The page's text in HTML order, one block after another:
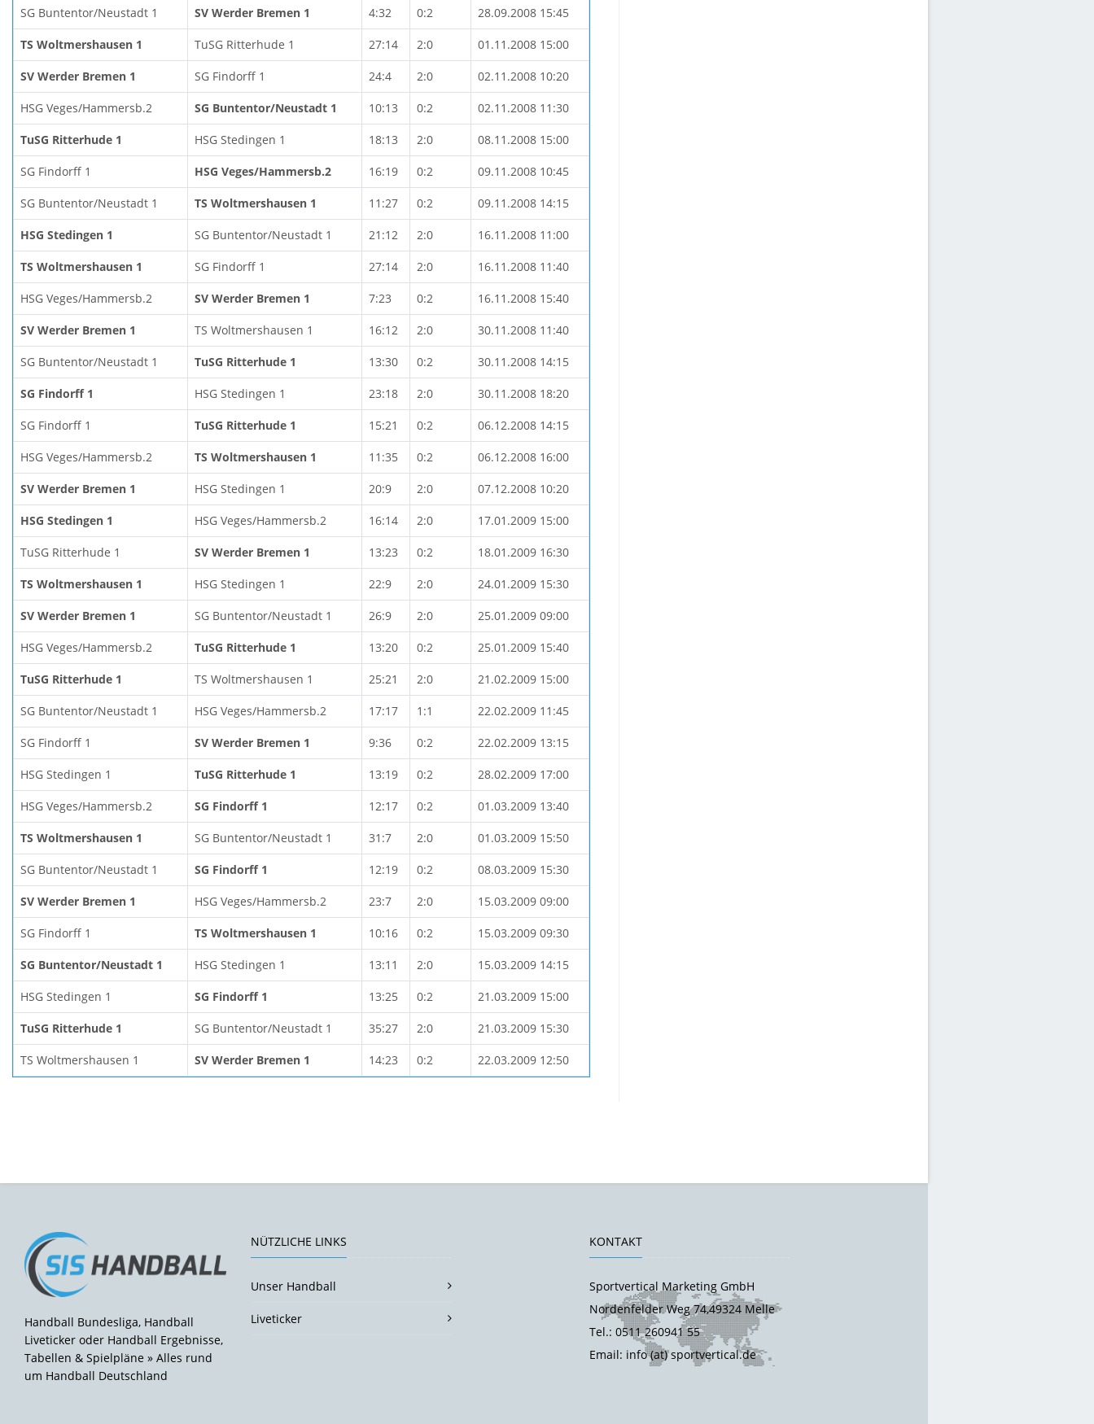
SG Buntentor/Neustadt 1 SV Werder Bremen 1 4:32 0:2 28.09.2008 15:45
TS Woltmershausen 1 TuSG Ritterhude 1 27:14 2:0 01.11.2008 15:00
SV Werder Bremen 1 SG Findorff 1 24:4 2:0 02.11.2008 10:20
HSG Veges/Hammersb.2 SG Buntentor/Neustadt 1 10:13 0:2 02.11.2008 11:30
TuSG Ritterhude 1 HSG Stedingen 1 18:13 2:0 08.11.2008 15:00
SG Findorff 1 HSG Veges/Hammersb.2 16:19 0:2 09.11.2008 10:45
SG Buntentor/Neustadt 1 TS Woltmershausen 1 11:27 0:2 09.11.2008 14:15
HSG Stedingen 1 SG Buntentor/Neustadt 1 21:12 2:0 16.11.2008 11:00
TS Woltmershausen 1 SG Findorff 1 27:14 2:0 16.11.2008 11:40
HSG Veges/Hammersb.2 SV Werder Bremen 1 7:23 0:2 16.11.2008 15:40
SV Werder Bremen 1 TS Woltmershausen 1 16:12 2:0 30.11.2008 11:40
SG Buntentor/Neustadt 1 TuSG Ritterhude 1 13:30 0:2 30.11.2008 14:15
SG Findorff 1 HSG Stedingen 1 23:18 2:0 30.11.2008 18:20
SG Findorff 1 TuSG Ritterhude 1 15:21 0:2 06.12.2008 14:15
HSG Veges/Hammersb.2 TS Woltmershausen 1 11:35 0:2 06.12.2008 16:00
SV Werder Bremen 1 HSG Stedingen 1 20:9 2:0 07.12.2008 10:20
HSG Stedingen 1 HSG Veges/Hammersb.2 16:14 2:0 17.01.2009 15:00
TuSG Ritterhude 1 SV Werder Bremen 1 13:23 0:2 18.01.2009 16:30
TS Woltmershausen 1 HSG Stedingen 1 22:9 2:0 24.01.2009 15:30
SV Werder Bremen 1 SG Buntentor/Neustadt 1 26:9 2:0 25.01.2009 09:00
HSG Veges/Hammersb.2 TuSG Ritterhude 1 13:20 0:2 25.01.2009 15:40
TuSG Ritterhude 1 TS Woltmershausen 1 25:21 2:0 21.02.2009 15:00
SG Buntentor/Neustadt 1 HSG Veges/Hammersb.2 17:17 1:1 22.02.2009 11:45
SG Findorff 1 SV Werder Bremen 1 9:36 0:2 22.02.2009 13:15
HSG Stedingen 1 TuSG Ritterhude 1 13:19 0:2 28.02.2009 17:00
HSG Veges/Hammersb.2 SG Findorff 1 12:17 0:2 01.03.2009 13:40
TS Woltmershausen 1 SG Buntentor/Neustadt 1 31:7 2:0 01.03.2009 15:50
SG Buntentor/Neustadt 1 SG Findorff 1 12:19 0:2 08.03.2009 15:30
SV Werder Bremen 1 HSG Veges/Hammersb.2 23:7 2:0 15.03.2009 09:00
SG Findorff 1 TS Woltmershausen 1 10:16 0:2 15.03.2009 09:30
SG Buntentor/Neustadt 1 HSG Stedingen 1 13:11 2:0 15.03.2009 14:15
HSG Stedingen 1 SG Findorff 1 13:25 0:2 21.03.2009 15:00
TuSG Ritterhude 1 SG Buntentor/Neustadt 1 35:27 2:0 21.03.2009 15:30
TS Woltmershausen 1 SV Werder Bremen 1 14:23 0:2 22.03.2009 12:50
Handball Bundesliga, Handball
Liveticker oder Handball Ergebnisse,
Tabellen & Spielpläne » Alles rund
um Handball Deutschland
NÜTZLICHE LINKS
Unser Handball
Liveticker
KONTAKT
Sportvertical Marketing GmbH
Nordenfelder Weg 74,49324 Melle
Tel.: 0511 260941 55
Email: info (at) sportvertical.de